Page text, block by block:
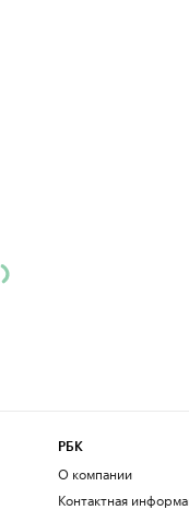
РБК
О компании
Контактная